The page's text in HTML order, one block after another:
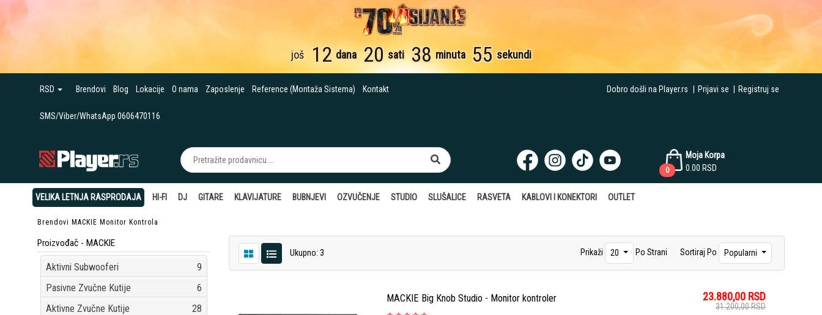
još 12 dana 20 sati 38 minuta 54 sekunde
RSD Brendovi Blog Lokacije O nama Zaposlenje Reference (Montaža Sistema) Kontakt
SMS/Viber/WhatsApp 0606470116
Dobro došli na Player.rs Prijavi se Registruj se
Moja Korpa
0.00 RSD
0
VELIKA LETNJA RASPRODAJA HI-FI DJ GITARE KLAVIJATURE BUBNJEVI OZVUČENJE STUDIO SLUŠALICE RASVETA KABLOVI I KONEKTORI OUTLET
Brendovi MACKIE Monitor Kontrola
Proizvođač - MACKIE
Aktivni Subwooferi
9
Pasivne Zvučne Kutije
6
Aktivne Zvučne Kutije
28
Ukupno: 3 Prikaži 20 Po Strani Sortiraj Po Popularni
MACKIE Big Knob Studio - Monitor kontroler 23.880,00 RSD
31.200,00RSD